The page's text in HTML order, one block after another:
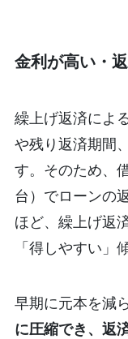
金利が高い・
繰上げ返済によ
や残り返済期間
す。そのため、
台）でローンの
ほど、繰上げ返
「得しやすい」
早期に元本を減
に圧縮でき、返